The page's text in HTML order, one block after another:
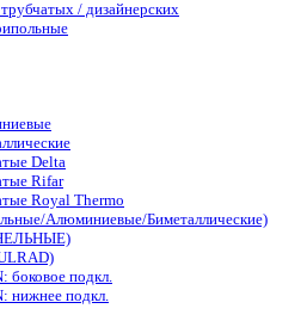
/ дизайнерских
Delta
Rifar
Royal Thermo
Алюминиевые/Биметаллические)
боковое подкл.
нижнее подкл.